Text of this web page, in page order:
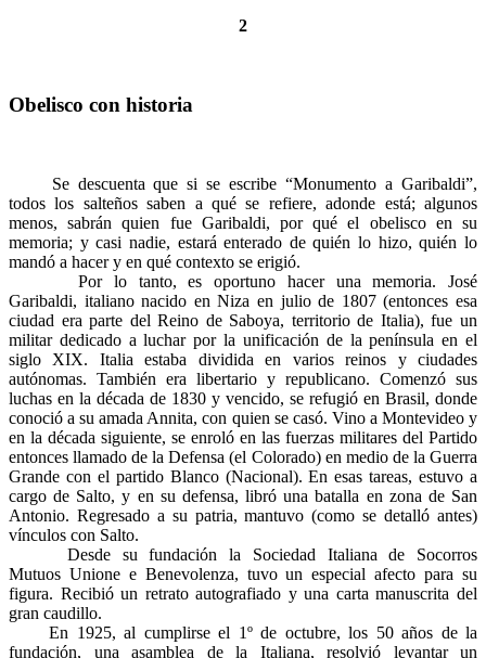
2
Obelisco con historia
​ Se descuenta que si se escribe “Monumento a Garibaldi”,
todos los salteños saben a qué se refiere, adonde está; algunos
menos, sabrán quien fue Garibaldi, por qué el obelisco en su
memoria; y casi nadie, estará enterado de quién lo hizo, quién lo
mandó a hacer y en qué contexto se erigió.
Por lo tanto, es oportuno hacer una memoria. José
Garibaldi, italiano nacido en Niza en julio de 1807 (entonces esa
ciudad era parte del Reino de Saboya, territorio de Italia), fue un
militar dedicado a luchar por la unificación de la península en el
siglo XIX. Italia estaba dividida en varios reinos y ciudades
autónomas. También era libertario y republicano. Comenzó sus
luchas en la década de 1830 y vencido, se refugió en Brasil, donde
conoció a su amada Annita, con quien se casó. Vino a Montevideo y
en la década siguiente, se enroló en las fuerzas militares del Partido
entonces llamado de la Defensa (el Colorado) en medio de la Guerra
Grande con el partido Blanco (Nacional). En esas tareas, estuvo a
cargo de Salto, y en su defensa, libró una batalla en zona de San
Antonio. Regresado a su patria, mantuvo (como se detalló antes)
vínculos con Salto.
Desde su fundación la Sociedad Italiana de Socorros
Mutuos Unione e Benevolenza, tuvo un especial afecto para su
figura. Recibió un retrato autografiado y una carta manuscrita del
gran caudillo.
En 1925, al cumplirse el 1º de octubre, los 50 años de la
fundación, una asamblea de la Italiana, resolvió levantar un